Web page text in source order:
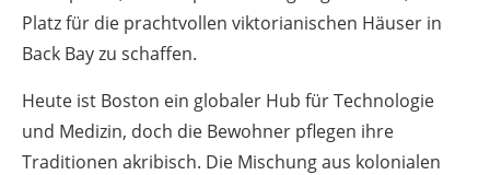
Platz für die prachtvollen viktorianischen Häuser in
Back Bay zu schaffen.
Heute ist Boston ein globaler Hub für Technologie
und Medizin, doch die Bewohner pflegen ihre
Traditionen akribisch. Die Mischung aus kolonialen